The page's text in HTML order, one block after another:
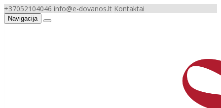
+37052104046 info@e-dovanos.lt Kontaktai
Navigacija